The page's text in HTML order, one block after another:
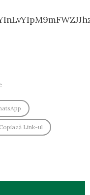
Copiază Link-ul